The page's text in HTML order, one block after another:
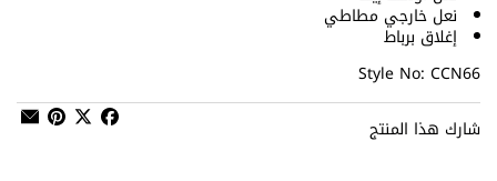
نعل خارجي مطاطي
إغلاق برباط
Style No: CCN66
شارك هذا المنتج